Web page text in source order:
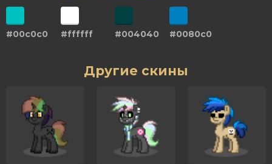
#00c0c0 #ffffff #004040 #0080c0
Другие скины